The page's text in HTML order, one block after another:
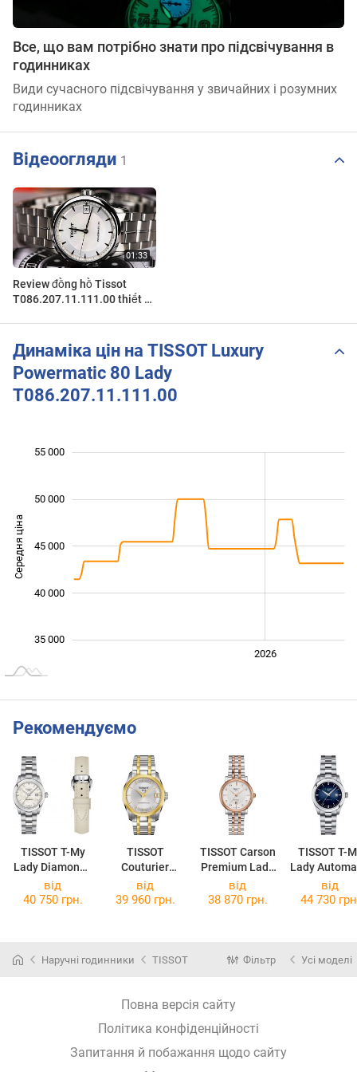
Все, що вам потрібно знати про підсвічування в
годинниках
Види сучасного підсвічування у звичайних і розумних
годинниках
Відеоогляди 1
Review đồng hồ Tissot
T086.207.11.111.00 thiết kế
Динаміка цін на TISSOT Luxury
Powermatic 80 Lady
T086.207.11.111.00
Середня ціна 36 000
40 000
55 000
50 000
45 000
35 000
2026
Рекомендуємо
TISSOT T-My
Lady Diamonds
T132.007.11.1
16.00
TISSOT
Couturier
Powermatic 80
Lady
TISSOT Carson
Premium Lady
T122.207.22.0
36.00
TISSOT T-
Lady
46.00
від
40 750 грн.
від
39 960 грн.
від
38 870 грн.
від
44 730
Наручні годинники TISSOT Фільтр Усі моделі
Повна версія сайту
Політика конфіденційності
Запитання й побажання щодо сайту